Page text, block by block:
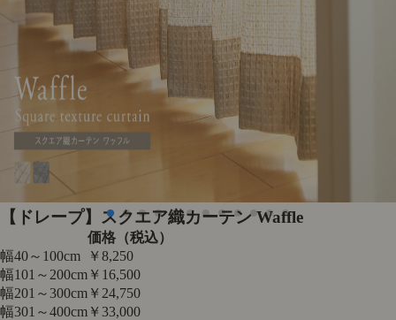
【ドレープ】スクエア織カーテン Waffle
価格（税込）
幅40～100cm
￥8,250
幅101～200cm ￥16,500
幅201～300cm ￥24,750
幅301～400cm ￥33,000